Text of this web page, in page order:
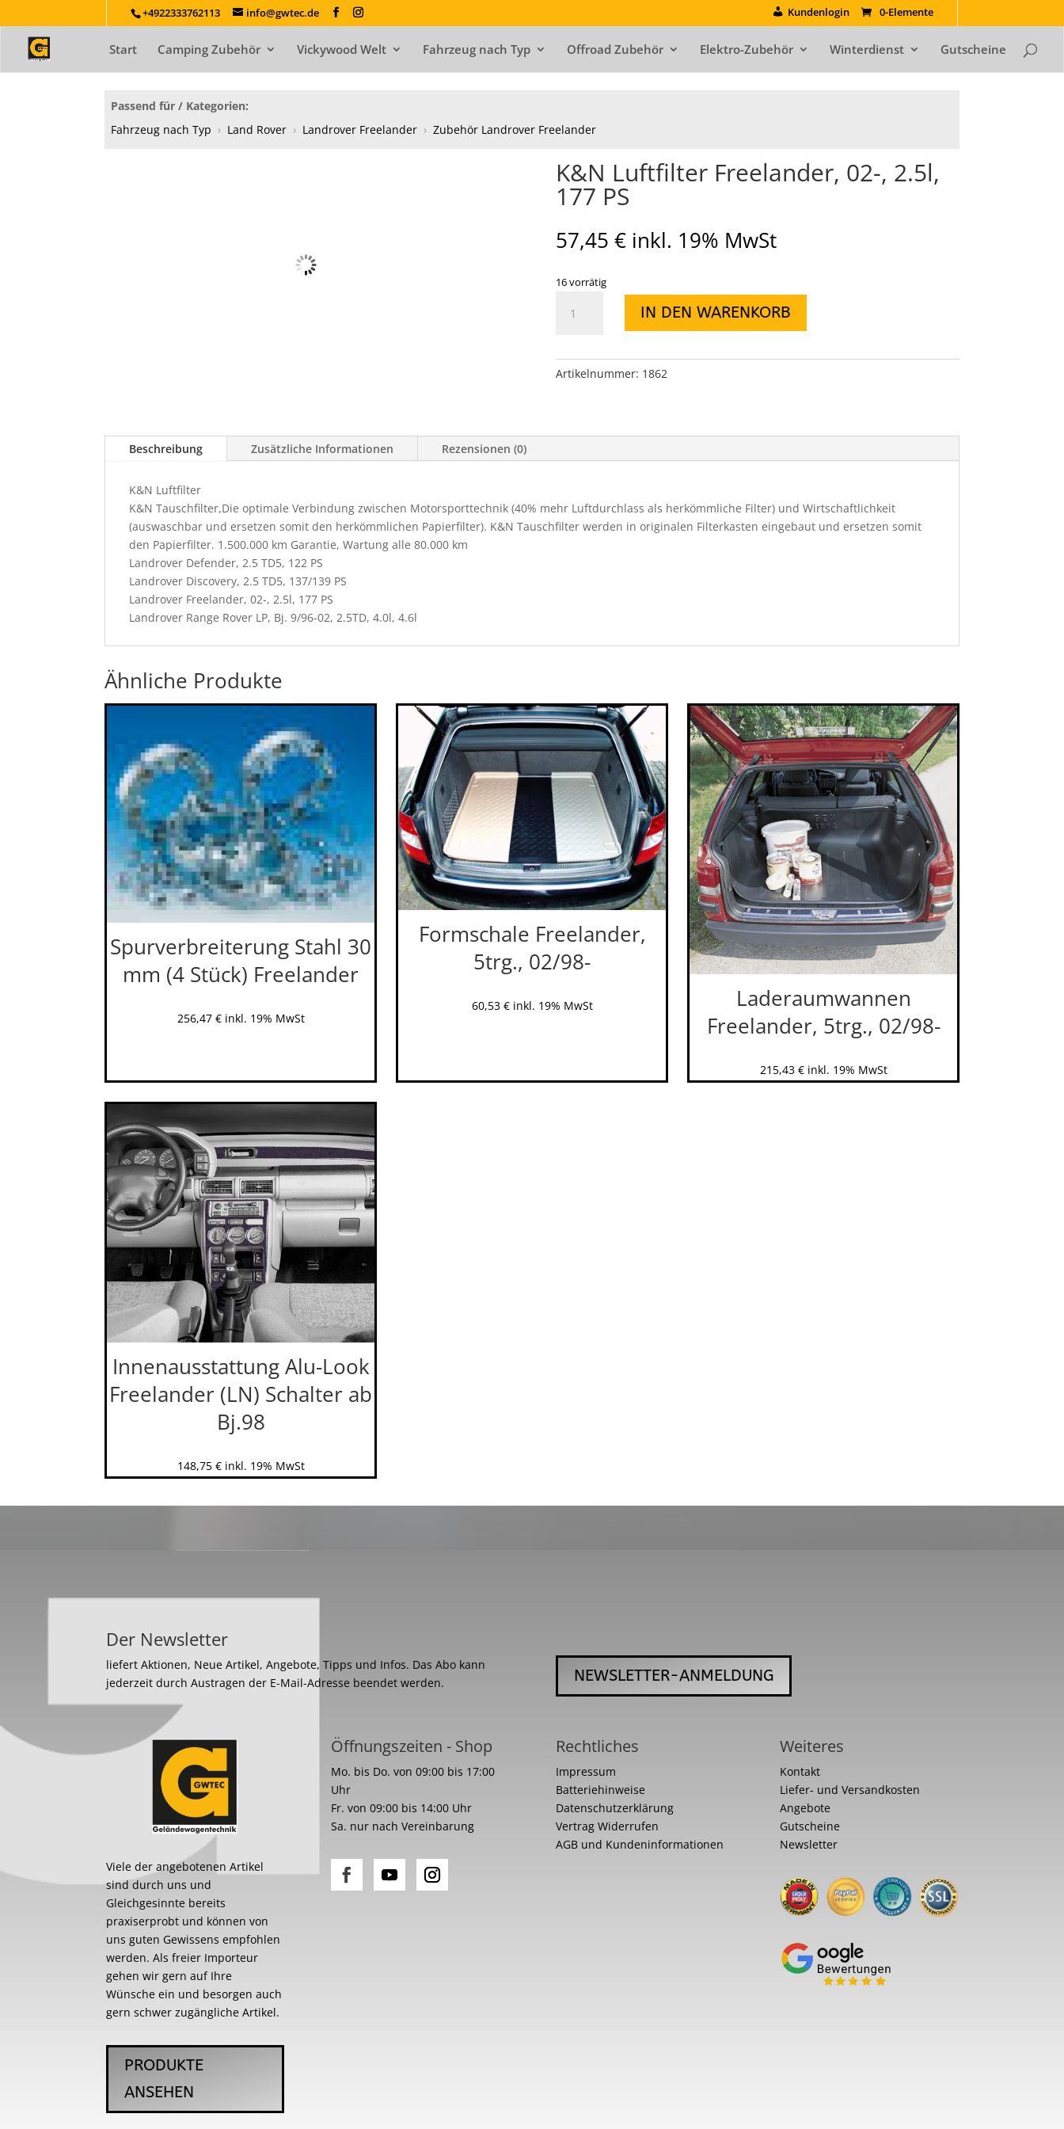
+4922333762113 info@gwtec.de Kundenlogin 0-Elemente
Start Camping Zubehör Vickywood Welt Fahrzeug nach Typ Offroad Zubehör Elektro-Zubehör Winterdienst Gutscheine
Passend für / Kategorien:
Fahrzeug nach Typ › Land Rover › Landrover Freelander › Zubehör Landrover Freelander
K&N Luftfilter Freelander, 02-, 2.5l,
177 PS
57,45 € inkl. 19% MwSt
16 vorrätig
Luftfilter
2.5l,
IN DEN WARENKORB
Artikelnummer: 1862
Beschreibung Zusätzliche Informationen Rezensionen (0)
K&N Luftfilter
K&N Tauschfilter,Die optimale Verbindung zwischen Motorsporttechnik (40% mehr Luftdurchlass als herkömmliche Filter) und Wirtschaftlichkeit
(auswaschbar und ersetzen somit den herkömmlichen Papierfilter). K&N Tauschfilter werden in originalen Filterkasten eingebaut und ersetzen somit
den Papierfilter. 1.500.000 km Garantie, Wartung alle 80.000 km
Landrover Defender, 2.5 TD5, 122 PS
Landrover Discovery, 2.5 TD5, 137/139 PS
Landrover Freelander, 02-, 2.5l, 177 PS
Landrover Range Rover LP, Bj. 9/96-02, 2.5TD, 4.0l, 4.6l
Ähnliche Produkte
Spurverbreiterung Stahl 30
mm (4 Stück) Freelander
256,47 € inkl. 19% MwSt
Formschale Freelander,
5trg., 02/98-
60,53 € inkl. 19% MwSt
Laderaumwannen
Freelander, 5trg., 02/98-
215,43 € inkl. 19% MwSt
Innenausstattung Alu-Look
Freelander (LN) Schalter ab
Bj.98
148,75 € inkl. 19% MwSt
Der Newsletter
liefert Aktionen, Neue Artikel, Angebote, Tipps und Infos. Das Abo kann
jederzeit durch Austragen der E-Mail-Adresse beendet werden.
NEWSLETTER-ANMELDUNG
Viele der angebotenen Artikel
sind durch uns und
Gleichgesinnte bereits
praxiserprobt und können von
uns guten Gewissens empfohlen
werden. Als freier Importeur
gehen wir gern auf Ihre
Wünsche ein und besorgen auch
gern schwer zugängliche Artikel.
PRODUKTE
ANSEHEN
Öffnungszeiten - Shop
Mo. bis Do. von 09:00 bis 17:00
Uhr
Fr. von 09:00 bis 14:00 Uhr
Sa. nur nach Vereinbarung
Rechtliches
Impressum
Batteriehinweise
Datenschutzerklärung
Vertrag Widerrufen
AGB und Kundeninformationen
Weiteres
Kontakt
Liefer- und Versandkosten
Angebote
Gutscheine
Newsletter